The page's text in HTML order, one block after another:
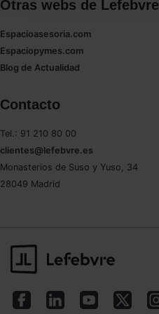
seleccionar solo aquellas
navegador. Si no
las que sean
Otras webs de Lefebvre
Espacioasesoria.com
Espaciopymes.com
Blog de Actualidad
Contacto
Tel.: 91 210 80 00
clientes@lefebvre.es
Monasterios de Suso y Yuso, 34
28049 Madrid